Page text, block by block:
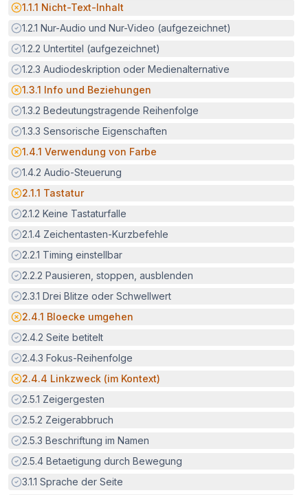
Potenzielle Barriere:
1.1.1 Nicht-Text-Inhalt
Erfüllt:
1.2.1 Nur-Audio und Nur-Video (aufgezeichnet)
Erfüllt:
1.2.2 Untertitel (aufgezeichnet)
Erfüllt:
1.2.3 Audiodeskription oder Medienalternative
Potenzielle Barriere:
1.3.1 Info und Beziehungen
Erfüllt:
1.3.2 Bedeutungstragende Reihenfolge
Erfüllt:
1.3.3 Sensorische Eigenschaften
Potenzielle Barriere:
1.4.1 Verwendung von Farbe
Erfüllt:
1.4.2 Audio-Steuerung
Potenzielle Barriere:
2.1.1 Tastatur
Erfüllt:
2.1.2 Keine Tastaturfalle
Erfüllt:
2.1.4 Zeichentasten-Kurzbefehle
Erfüllt:
2.2.1 Timing einstellbar
Erfüllt:
2.2.2 Pausieren, stoppen, ausblenden
Erfüllt:
2.3.1 Drei Blitze oder Schwellwert
Potenzielle Barriere:
2.4.1 Bloecke umgehen
Erfüllt:
2.4.2 Seite betitelt
Erfüllt:
2.4.3 Fokus-Reihenfolge
Potenzielle Barriere:
2.4.4 Linkzweck (im Kontext)
Erfüllt:
2.5.1 Zeigergesten
Erfüllt:
2.5.2 Zeigerabbruch
Erfüllt:
2.5.3 Beschriftung im Namen
Erfüllt:
2.5.4 Betaetigung durch Bewegung
Erfüllt:
3.1.1 Sprache der Seite